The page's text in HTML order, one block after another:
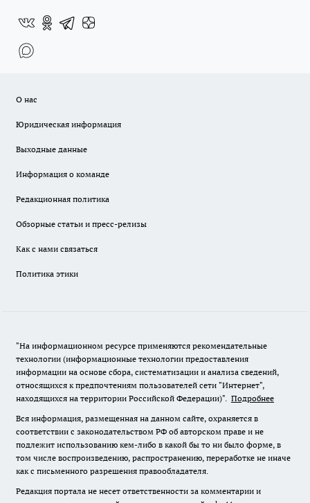
О нас
Юридическая информация
Выходные данные
Информация о команде
Редакционная политика
Обзорные статьи и пресс-релизы
Как с нами связаться
Политика этики
"На информационном ресурсе применяются рекомендательные
технологии (информационные технологии предоставления
информации на основе сбора, систематизации и анализа сведений,
относящихся к предпочтениям пользователей сети "Интернет",
находящихся на территории Российской Федерации)". Подробнее
Вся информация, размещенная на данном сайте, охраняется в
соответствии с законодательством РФ об авторском праве и не
подлежит использованию кем-либо в какой бы то ни было форме, в
том числе воспроизведению, распространению, переработке не иначе
как с письменного разрешения правообладателя.
Редакция портала не несет ответственности за комментарии и